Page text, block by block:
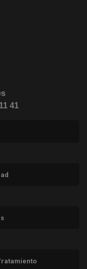
ventana nueva)
en ventana nueva)
41